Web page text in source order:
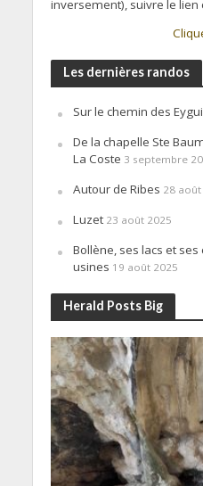
inversement), suivre le lien
Les dernières randos
Sur le chemin des
De la chapelle Ste
La Coste 3 septembre
Autour de Ribes 28 août
Luzet 23 août 2025
Bollène, ses lacs et
usines 19 août 2025
Herald Posts Big